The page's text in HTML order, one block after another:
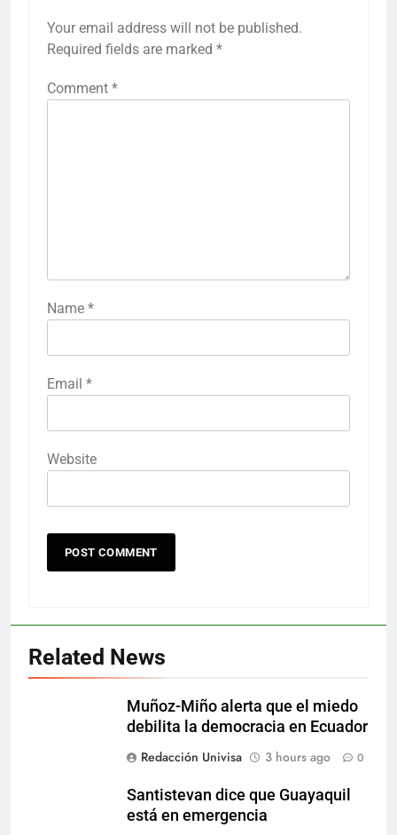
Your email address will not be published.
Required fields are marked *
Comment *
Name *
Email *
Website
Related News
Muñoz-Miño alerta que el miedo
debilita la democracia en Ecuador
Redacción Univisa
3 hours ago 0
Santistevan dice que Guayaquil
está en emergencia